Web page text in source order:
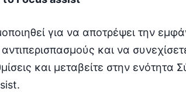
για να αποτρέψει την
και να
και μεταβείτε στην ενότητα